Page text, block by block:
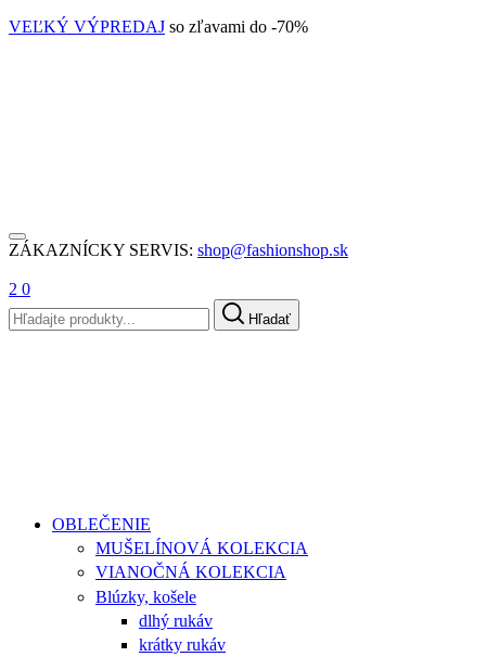
VEĽKÝ VÝPREDAJ so zľavami do -70%
ZÁKAZNÍCKY SERVIS: shop@fashionshop.sk
2 0
Hľadať
OBLEČENIE
MUŠELÍNOVÁ KOLEKCIA
VIANOČNÁ KOLEKCIA
Blúzky, košele
dlhý rukáv
krátky rukáv